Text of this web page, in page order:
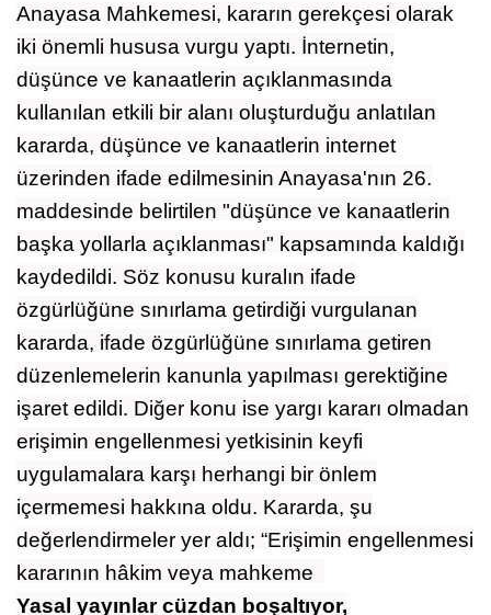
Anayasa Mahkemesi, kararın gerekçesi olarak
iki önemli hususa vurgu yaptı. İnternetin,
düşünce ve kanaatlerin açıklanmasında
kullanılan etkili bir alanı oluşturduğu anlatılan
kararda, düşünce ve kanaatlerin internet
üzerinden ifade edilmesinin Anayasa'nın 26.
maddesinde belirtilen "düşünce ve kanaatlerin
başka yollarla açıklanması" kapsamında kaldığı
kaydedildi. Söz konusu kuralın ifade
özgürlüğüne sınırlama getirdiği vurgulanan
kararda, ifade özgürlüğüne sınırlama getiren
düzenlemelerin kanunla yapılması gerektiğine
işaret edildi. Diğer konu ise yargı kararı olmadan
erişimin engellenmesi yetkisinin keyfi
uygulamalara karşı herhangi bir önlem
içermemesi hakkına oldu. Kararda, şu
değerlendirmeler yer aldı; “Erişimin engellenmesi
kararının hâkim veya mahkeme
Yasal yayınlar cüzdan boşaltıyor,